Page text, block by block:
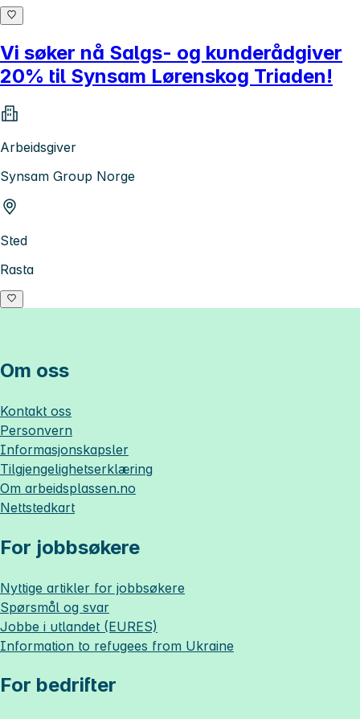
Vi søker nå Salgs- og kunderådgiver
20% til Synsam Lørenskog Triaden!
Arbeidsgiver
Synsam Group Norge
Sted
Rasta
Om oss
Kontakt oss
Personvern
Informasjonskapsler
Tilgjengelighetserklæring
Om arbeidsplassen.no
Nettstedkart
For jobbsøkere
Nyttige artikler for jobbsøkere
Spørsmål og svar
Jobbe i utlandet (EURES)
Information to refugees from Ukraine
For bedrifter